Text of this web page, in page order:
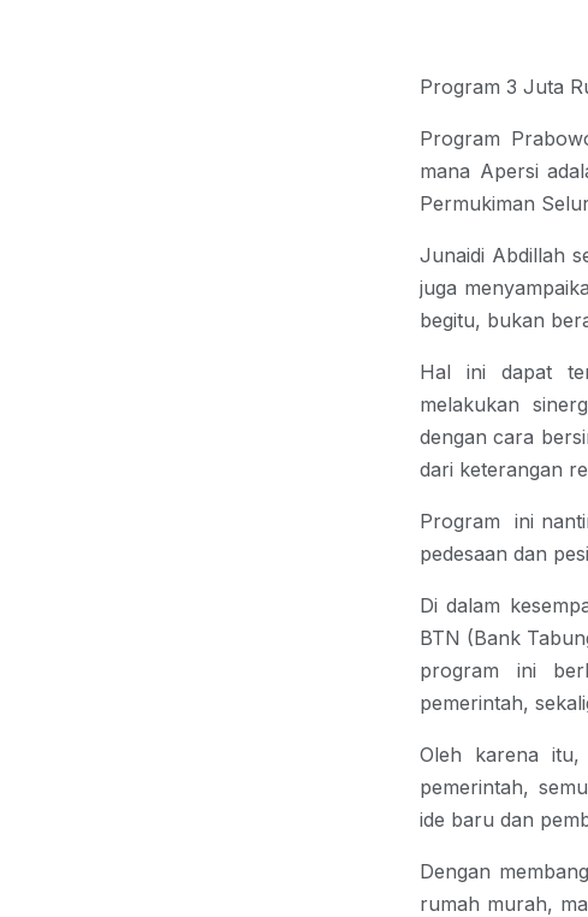
Program 3 Juta
Program
mana Apersi
Permukiman
Junaidi Abdillah
juga
begitu, bukan
Hal ini dapat
melakukan
dengan cara
dari keterangan
Program ini
pedesaan dan
Di dalam
BTN (Bank
program ini
pemerintah,
Oleh karena itu,
pemerintah,
ide baru dan
Dengan
rumah murah,